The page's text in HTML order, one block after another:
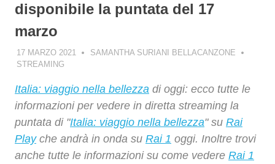
disponibile la puntata del 17
marzo
17 MARZO 2021
SAMANTHA SURIANI BELLACANZONE
STREAMING
Italia: viaggio nella bellezza di oggi: ecco tutte le
informazioni per vedere in diretta streaming la
puntata di "Italia: viaggio nella bellezza" su Rai
Playche andrà in onda su Rai 1 oggi. Inoltre trovi
anche tutte le informazioni su come vedere Rai 1